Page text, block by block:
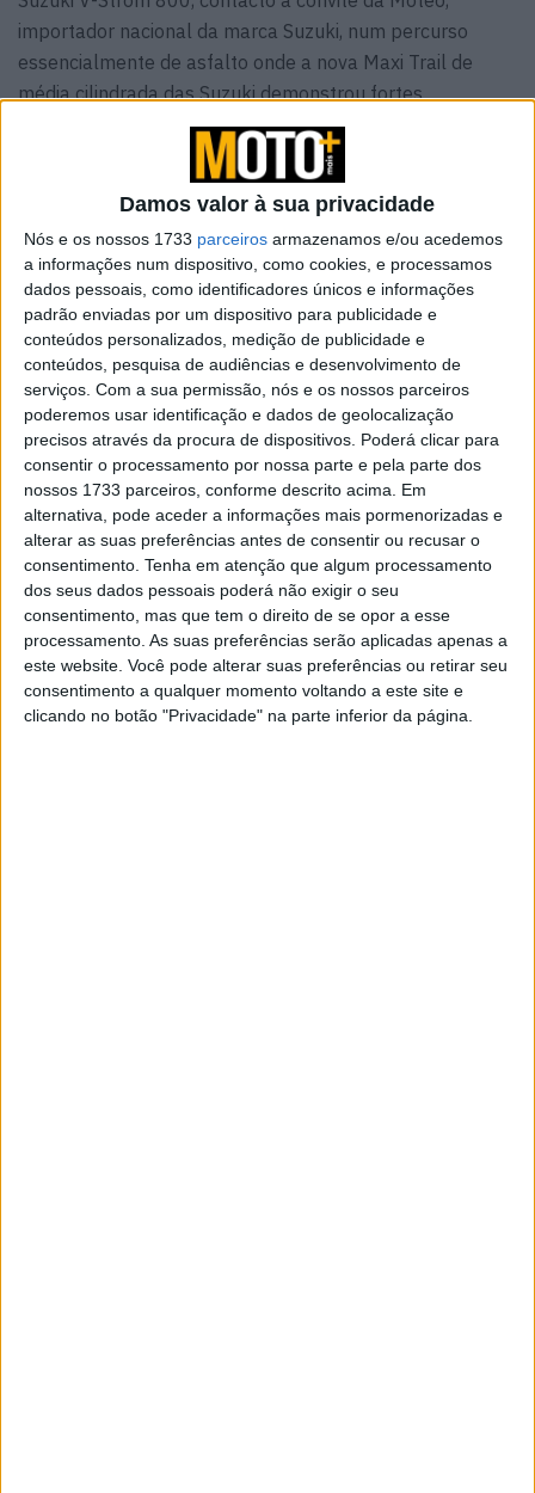
Damos valor à sua privacidade
Nós e os nossos 1733 parceiros armazenamos e/ou acedemos
a informações num dispositivo, como cookies, e processamos
dados pessoais, como identificadores únicos e informações
padrão enviadas por um dispositivo para publicidade e
conteúdos personalizados, medição de publicidade e
conteúdos, pesquisa de audiências e desenvolvimento de
serviços. Com a sua permissão, nós e os nossos parceiros
poderemos usar identificação e dados de geolocalização
precisos através da procura de dispositivos. Poderá clicar para
consentir o processamento por nossa parte e pela parte dos
nossos 1733 parceiros, conforme descrito acima. Em
alternativa, pode aceder a informações mais pormenorizadas e
alterar as suas preferências antes de consentir ou recusar o
consentimento. Tenha em atenção que algum processamento
dos seus dados pessoais poderá não exigir o seu
consentimento, mas que tem o direito de se opor a esse
processamento. As suas preferências serão aplicadas apenas a
este website. Você pode alterar suas preferências ou retirar seu
consentimento a qualquer momento voltando a este site e
clicando no botão "Privacidade" na parte inferior da página.
importador nacional da marca Suzuki, num percurso
essencialmente de asfalto onde a nova Maxi Trail de
média cilindrada das Suzuki demonstrou fortes
argumentos para disputar a liderança no seu segmento.
Para o teste completo poderão consultar o seguinte link:
Artigos relacionados
Contacto | BMW R80 GS ‘Cafeína
Motorcycles’ | Recriar uma lenda
28 JULHO, 2026
Contacto | Triumph Scrambler 900 /
Bonneville T100 | Estilo e mais tecnologia